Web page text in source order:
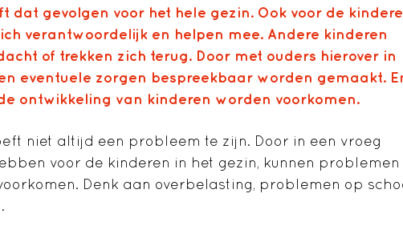
dat gevolgen voor het hele gezin. Ook voor de
verantwoordelijk en helpen mee. Andere kinderen
of trekken zich terug. Door met ouders hierover in
eventuele zorgen bespreekbaar worden gemaakt.
ontwikkeling van kinderen worden voorkomen.
niet altijd een probleem te zijn. Door in een vroeg
voor de kinderen in het gezin, kunnen problemen
Denk aan overbelasting, problemen op